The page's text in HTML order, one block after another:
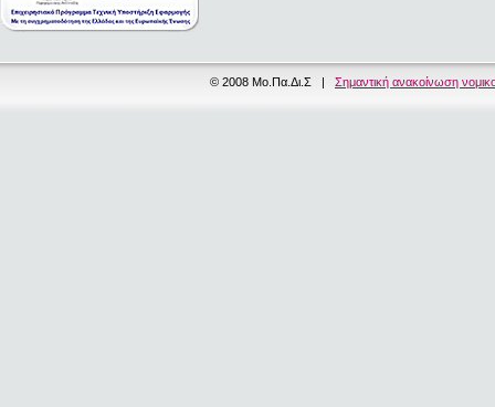
© 2008 Μο.Πα.Δι.Σ | Σημαντική ανακοίνωση